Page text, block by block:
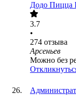
Додо Пицца
3.7
•
274 отзыва
Арсеньев
Можно без